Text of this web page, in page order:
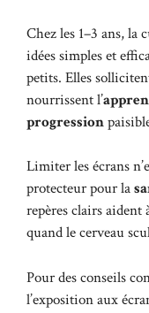
Chez les 1–3 ans, la
idées simples et
petits. Elles
nourrissent l’
progression
Limiter les écrans
protecteur pour la
repères clairs aident
quand le cerveau
Pour des conseils
l’exposition aux